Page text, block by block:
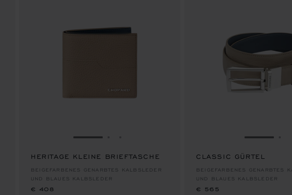
ZUR FOLIE GEHEN 1
HERITAGE KLEINE BRIEFTASCHE
BEIGEFARBENES GENARBTES KALBSLEDER
UND BLAUES KALBSLEDER
€ 408
ZUR
CLASSIC GÜRTEL
BEIGEFARBENES GENARBTES
UND BLAUES KALBSLEDER
€ 565